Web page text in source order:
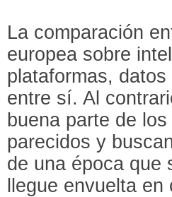
La comparación
europea sobre
plataformas,
entre sí. Al
buena parte de
parecidos y
de una época que
llegue envuelta